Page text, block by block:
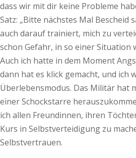
dass wir mit dir keine Probleme
Satz: „Bitte nächstes Mal Bescheid
auch darauf trainiert, mich zu
schon Gefahr, in so einer Situation
Auch ich hatte in dem Moment
dann hat es klick gemacht, und ich
Überlebensmodus. Das Militär hat
einer Schockstarre
ich allen Freundinnen, ihren
Kurs in Selbstverteidigung zu
Selbstvertrauen.